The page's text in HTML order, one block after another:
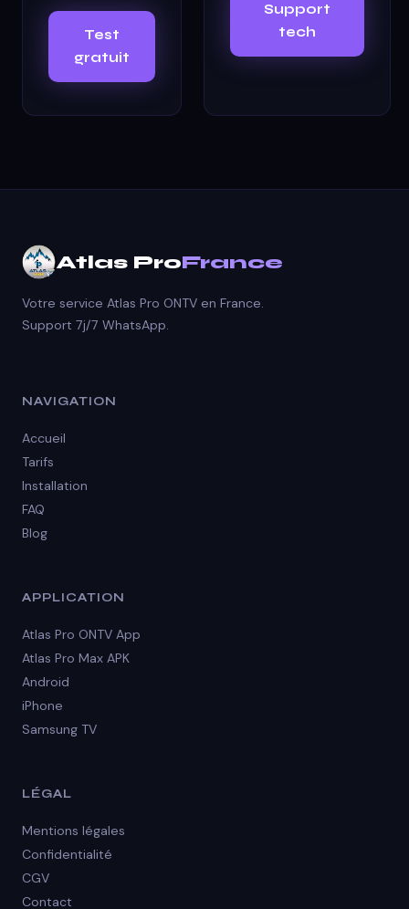
Test
gratuit
Support
tech
Atlas ProFrance
Votre service Atlas Pro ONTV en France.
Support 7j/7 WhatsApp.
NAVIGATION
Accueil
Tarifs
Installation
FAQ
Blog
APPLICATION
Atlas Pro ONTV App
Atlas Pro Max APK
Android
iPhone
Samsung TV
LÉGAL
Mentions légales
Confidentialité
CGV
Contact